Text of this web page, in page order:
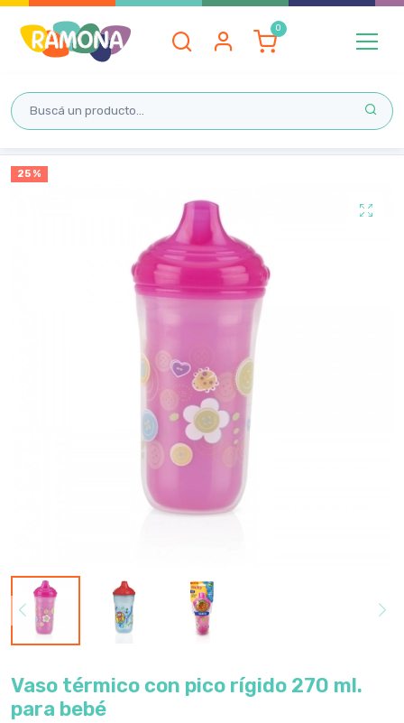
25 %
Vaso térmico con pico rígido 270 ml.
para bebé